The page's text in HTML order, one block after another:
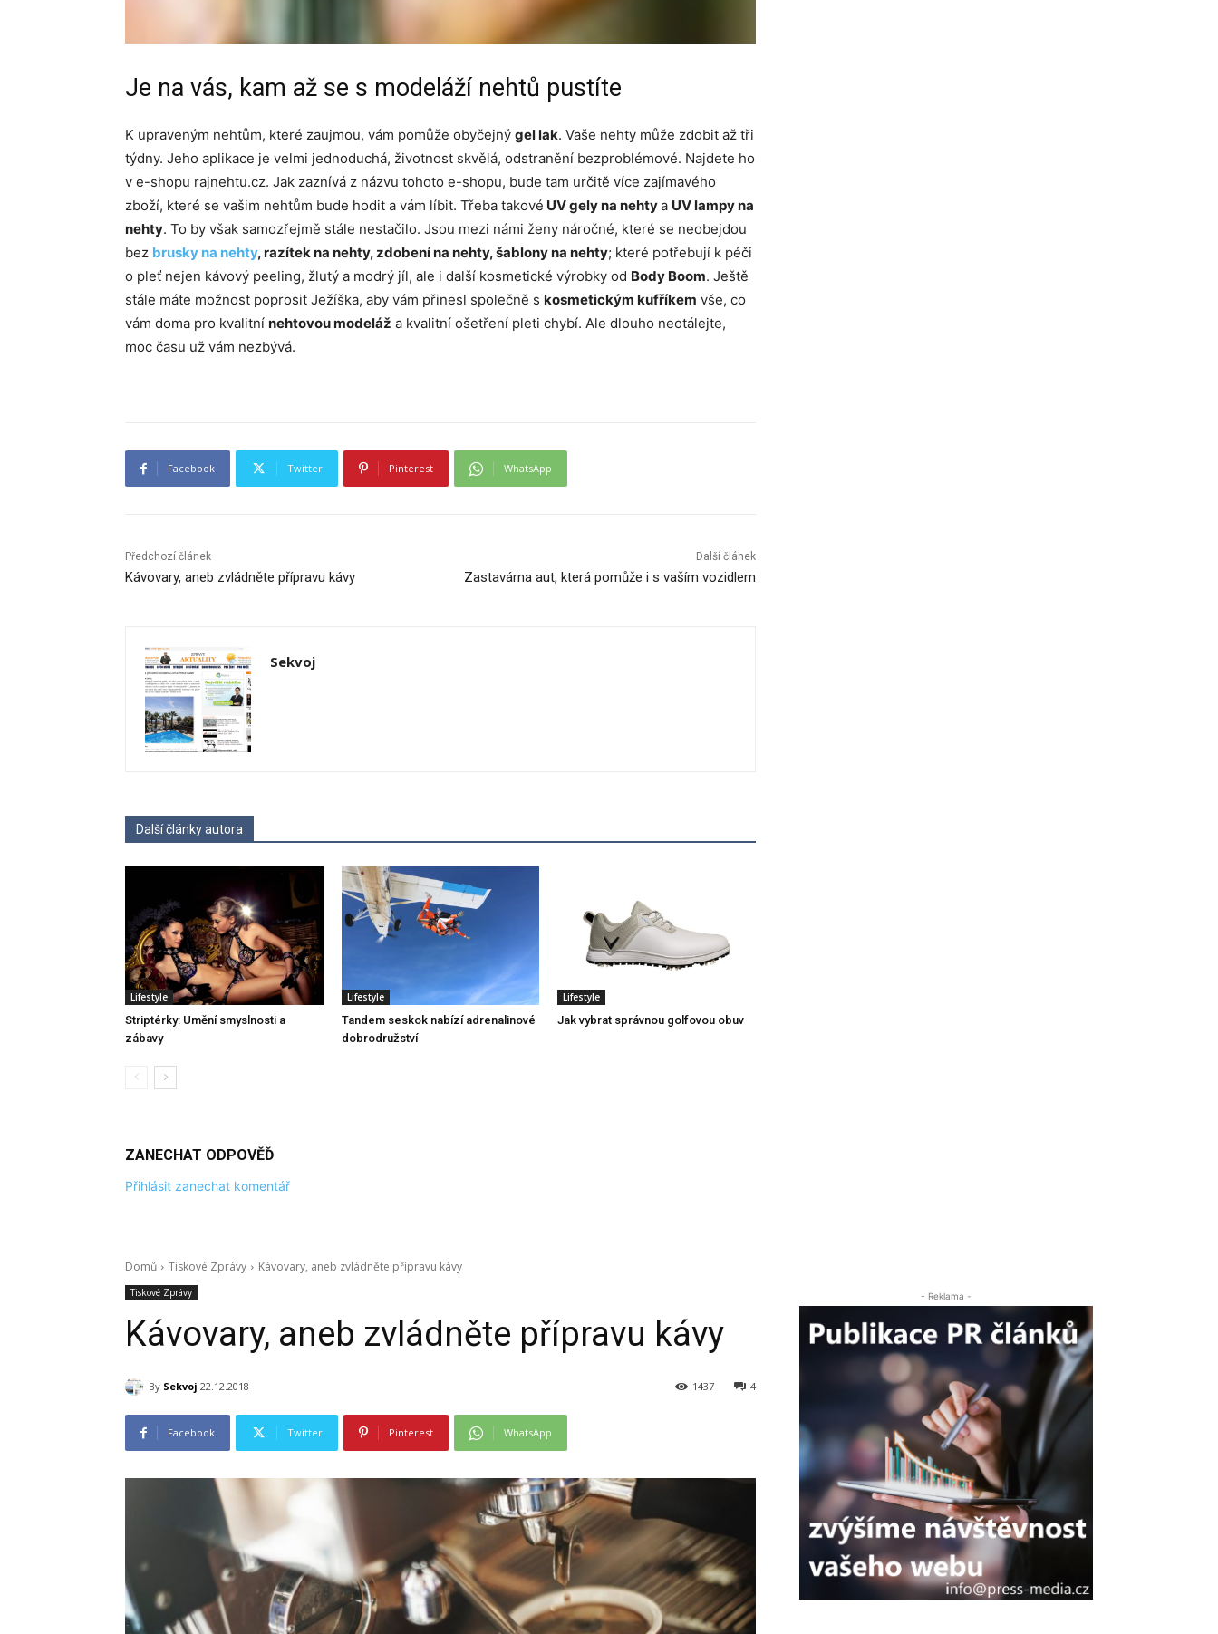
Je na vás, kam až se s modeláží nehtů pustíte
K upraveným nehtům, které zaujmou, vám pomůže obyčejný gel lak. Vaše nehty může zdobit až tři
týdny. Jeho aplikace je velmi jednoduchá, životnost skvělá, odstranění bezproblémové. Najdete ho
v e-shopu rajnehtu.cz. Jak zaznívá z názvu tohoto e-shopu, bude tam určitě více zajímavého
zboží, které se vašim nehtům bude hodit a vám líbit. Třeba takové UV gely na nehtya UV lampy na
nehty. To by však samozřejmě stále nestačilo. Jsou mezi námi ženy náročné, které se neobejdou
bez brusky na nehty, razítek na nehty, zdobení na nehty, šablony na nehty; které potřebují k péči
o pleť nejen kávový peeling, žlutý a modrý jíl, ale i další kosmetické výrobky od Body Boom. Ještě
stále máte možnost poprosit Ježíška, aby vám přinesl společně s kosmetickým kufříkem vše, co
vám doma pro kvalitní nehtovou modeláž a kvalitní ošetření pleti chybí. Ale dlouho neotálejte,
moc času už vám nezbývá.
Facebook Twitter Pinterest WhatsApp
Předchozí článek
Kávovary, aneb zvládněte přípravu kávy
Další článek
Zastavárna aut, která pomůže i s vaším vozidlem
Sekvoj
Další články autora
Lifestyle
Striptérky: Umění smyslnosti a
zábavy
Lifestyle
Tandem seskok nabízí adrenalinové
dobrodružství
Lifestyle
Jak vybrat správnou golfovou obuv
ZANECHAT ODPOVĚĎ
Přihlásit zanechat komentář